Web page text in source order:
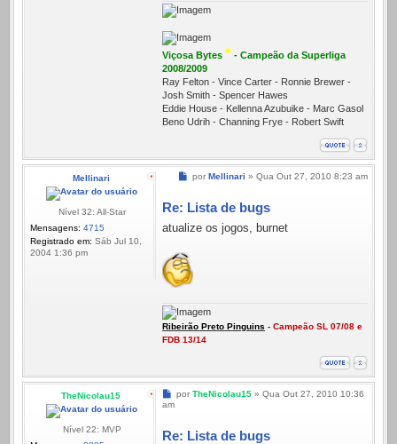
Viçosa Bytes * - Campeão da Superliga
2008/2009
Ray Felton - Vince Carter - Ronnie Brewer -
Josh Smith - Spencer Hawes
Eddie House - Kellenna Azubuike - Marc Gasol
Beno Udrih - Channing Frye - Robert Swift
Mellinari
Nível 32: All-Star
Mensagens: 4715
Registrado em: Sáb Jul 10,
2004 1:36 pm
Mensagem
por Mellinari » Qua Out 27, 2010 8:23 am
Re: Lista de bugs
atualize os jogos, burnet
Ribeirão Preto Pinguins - Campeão SL 07/08 e
FDB 13/14
TheNicolau15
Nível 22: MVP
Mensagem
por TheNicolau15» Qua Out 27, 2010 10:36
am
Re: Lista de bugs